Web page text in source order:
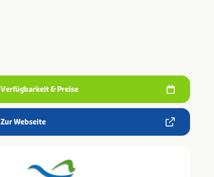
Verfügbarkeit & Preise
Zur Webseite